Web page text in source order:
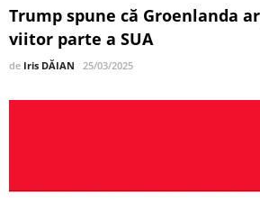
Trump spune că Groenlanda
viitor parte a SUA
de Iris DĂIAN 25/03/2025